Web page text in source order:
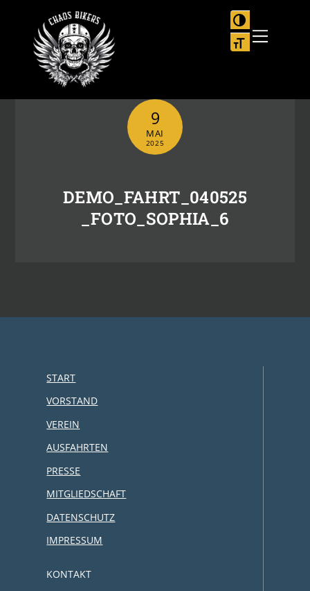
content
Menu
SCHRIFT
9
MAI
2025
DEMO_FAHRT_040525
_FOTO_SOPHIA_6
START
VORSTAND
VEREIN
AUSFAHRTEN
PRESSE
MITGLIEDSCHAFT
DATENSCHUTZ
IMPRESSUM
KONTAKT